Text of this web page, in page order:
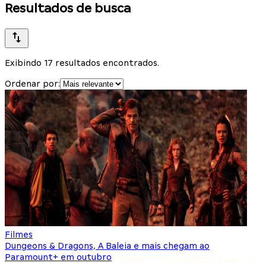
Resultados de busca
Exibindo 17 resultados encontrados.
Ordenar por:
Filmes
Dungeons & Dragons, A Baleia e mais chegam ao
Paramount+ em outubro